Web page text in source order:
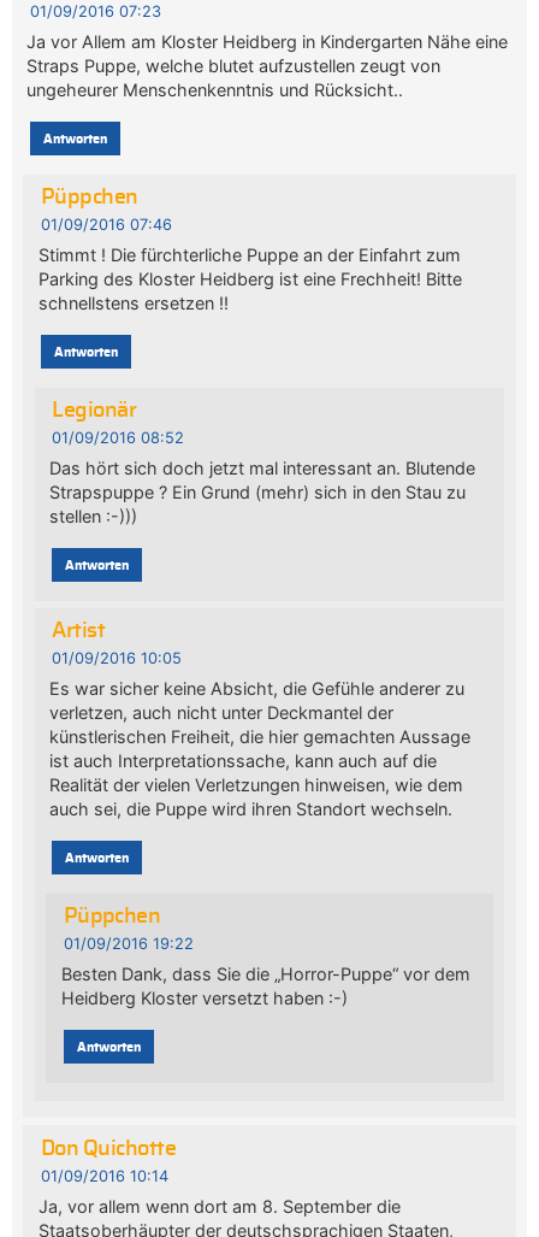
01/09/2016 07:23
Ja vor Allem am Kloster Heidberg in Kindergarten Nähe eine
Straps Puppe, welche blutet aufzustellen zeugt von
ungeheurer Menschenkenntnis und Rücksicht..
Antworten
Püppchen
01/09/2016 07:46
Stimmt ! Die fürchterliche Puppe an der Einfahrt zum
Parking des Kloster Heidberg ist eine Frechheit! Bitte
schnellstens ersetzen !!
Antworten
Legionär
01/09/2016 08:52
Das hört sich doch jetzt mal interessant an. Blutende
Strapspuppe ? Ein Grund (mehr) sich in den Stau zu
stellen :-)))
Antworten
Artist
01/09/2016 10:05
Es war sicher keine Absicht, die Gefühle anderer zu
verletzen, auch nicht unter Deckmantel der
künstlerischen Freiheit, die hier gemachten Aussage
ist auch Interpretationssache, kann auch auf die
Realität der vielen Verletzungen hinweisen, wie dem
auch sei, die Puppe wird ihren Standort wechseln.
Antworten
Püppchen
01/09/2016 19:22
Besten Dank, dass Sie die „Horror-Puppe“ vor dem
Heidberg Kloster versetzt haben :-)
Antworten
Don Quichotte
01/09/2016 10:14
Ja, vor allem wenn dort am 8. September die
Staatsoberhäupter der deutschsprachigen Staaten,